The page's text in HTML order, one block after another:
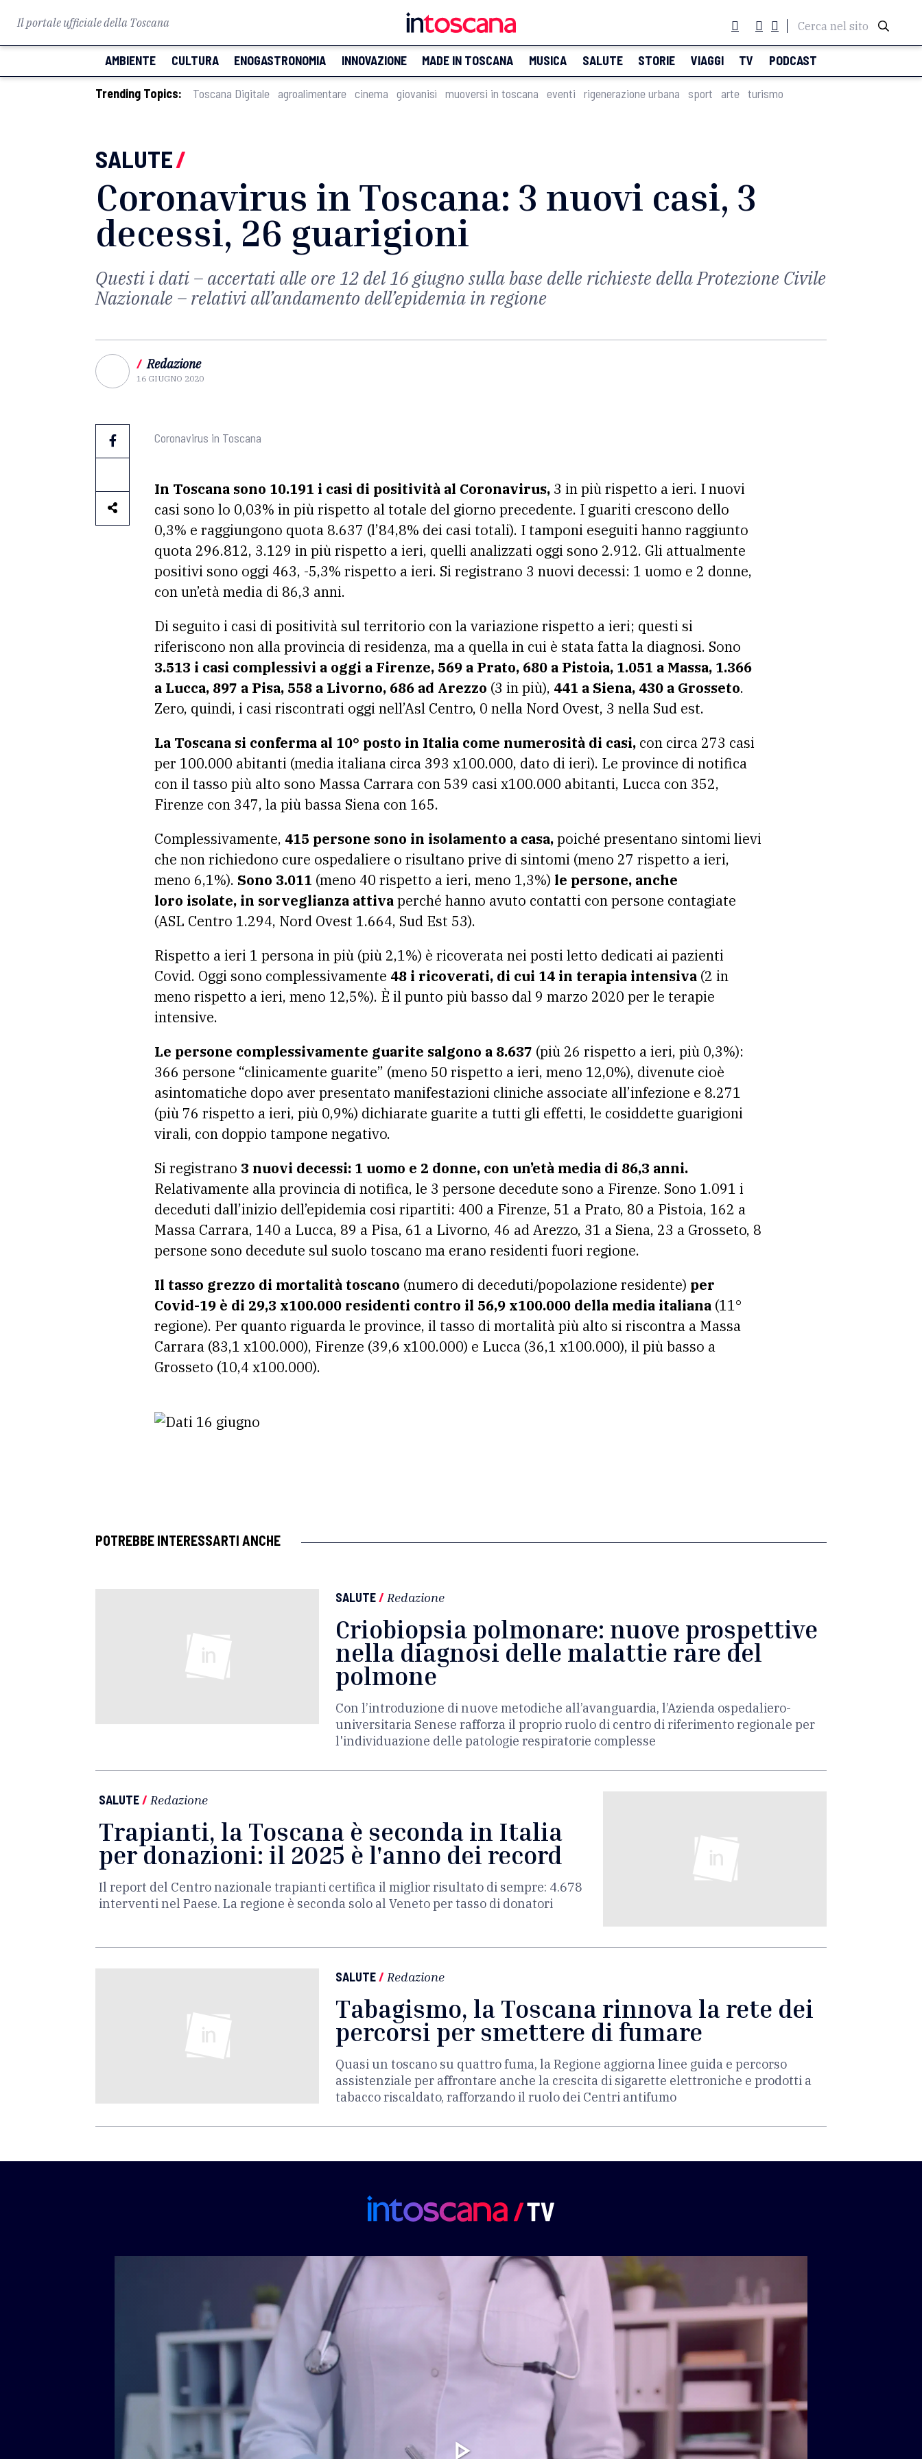
Il portale ufficiale della Toscana Cerca nel sito
AMBIENTE CULTURA ENOGASTRONOMIA INNOVAZIONE MADE IN TOSCANA MUSICA SALUTE STORIE VIAGGI TV PODCAST
Trending Topics: Toscana Digitale agroalimentare cinema giovanisì muoversi in toscana eventi rigenerazione urbana sport arte turismo
SALUTE/
Coronavirus in Toscana: 3 nuovi casi, 3
decessi, 26 guarigioni
Questi i dati – accertati alle ore 12 del 16 giugno sulla base delle richieste della Protezione Civile
Nazionale – relativi all’andamento dell’epidemia in regione
/ Redazione
16 GIUGNO 2020
Coronavirus in Toscana
In Toscana sono 10.191 i casi di positività al Coronavirus, 3 in più rispetto a ieri. I nuovi
casi sono lo 0,03% in più rispetto al totale del giorno precedente. I guariti crescono dello
0,3% e raggiungono quota 8.637 (l’84,8% dei casi totali). I tamponi eseguiti hanno raggiunto
quota 296.812, 3.129 in più rispetto a ieri, quelli analizzati oggi sono 2.912. Gli attualmente
positivi sono oggi 463, -5,3% rispetto a ieri. Si registrano 3 nuovi decessi: 1 uomo e 2 donne,
con un’età media di 86,3 anni.
Di seguito i casi di positività sul territorio con la variazione rispetto a ieri; questi si
riferiscono non alla provincia di residenza, ma a quella in cui è stata fatta la diagnosi. Sono
3.513 i casi complessivi a oggi a Firenze, 569 a Prato, 680 a Pistoia, 1.051 a Massa, 1.366
a Lucca, 897 a Pisa, 558 a Livorno, 686 ad Arezzo (3 in più), 441 a Siena, 430 a Grosseto.
Zero, quindi, i casi riscontrati oggi nell’Asl Centro, 0 nella Nord Ovest, 3 nella Sud est.
La Toscana si conferma al 10° posto in Italia come numerosità di casi, con circa 273 casi
per 100.000 abitanti (media italiana circa 393 x100.000, dato di ieri). Le province di notifica
con il tasso più alto sono Massa Carrara con 539 casi x100.000 abitanti, Lucca con 352,
Firenze con 347, la più bassa Siena con 165.
Complessivamente, 415 persone sono in isolamento a casa,poiché presentano sintomi lievi
che non richiedono cure ospedaliere o risultano prive di sintomi (meno 27 rispetto a ieri,
meno 6,1%). Sono 3.011 (meno 40 rispetto a ieri, meno 1,3%) le persone, anche
loro isolate, in sorveglianza attivaperché hanno avuto contatti con persone contagiate
(ASL Centro 1.294, Nord Ovest 1.664, Sud Est 53).
Rispetto a ieri 1 persona in più (più 2,1%) è ricoverata nei posti letto dedicati ai pazienti
Covid. Oggi sono complessivamente 48 i ricoverati, di cui 14 in terapia intensiva (2 in
meno rispetto a ieri, meno 12,5%). È il punto più basso dal 9 marzo 2020 per le terapie
intensive.
Le persone complessivamente guarite salgono a 8.637 (più 26 rispetto a ieri, più 0,3%):
366 persone “clinicamente guarite” (meno 50 rispetto a ieri, meno 12,0%), divenute cioè
asintomatiche dopo aver presentato manifestazioni cliniche associate all’infezione e 8.271
(più 76 rispetto a ieri, più 0,9%) dichiarate guarite a tutti gli effetti, le cosiddette guarigioni
virali, con doppio tampone negativo.
Si registrano 3 nuovi decessi: 1 uomo e 2 donne, con un’età media di 86,3 anni.
Relativamente alla provincia di notifica, le 3 persone decedute sono a Firenze. Sono 1.091 i
deceduti dall’inizio dell’epidemia cosi ripartiti: 400 a Firenze, 51 a Prato, 80 a Pistoia, 162 a
Massa Carrara, 140 a Lucca, 89 a Pisa, 61 a Livorno, 46 ad Arezzo, 31 a Siena, 23 a Grosseto, 8
persone sono decedute sul suolo toscano ma erano residenti fuori regione.
Il tasso grezzo di mortalità toscano (numero di deceduti/popolazione residente) per
Covid-19 è di 29,3 x100.000 residenti contro il 56,9 x100.000 della media italiana (11°
regione). Per quanto riguarda le province, il tasso di mortalità più alto si riscontra a Massa
Carrara (83,1 x100.000), Firenze (39,6 x100.000) e Lucca (36,1 x100.000), il più basso a
Grosseto (10,4 x100.000).
POTREBBE INTERESSARTI ANCHE
SALUTE/ Redazione
Criobiopsia polmonare: nuove prospettive
nella diagnosi delle malattie rare del
polmone
Con l’introduzione di nuove metodiche all’avanguardia, l’Azienda ospedaliero-
universitaria Senese rafforza il proprio ruolo di centro di riferimento regionale per
l'individuazione delle patologie respiratorie complesse
SALUTE/ Redazione
Trapianti, la Toscana è seconda in Italia
per donazioni: il 2025 è l'anno dei record
Il report del Centro nazionale trapianti certifica il miglior risultato di sempre: 4.678
interventi nel Paese. La regione è seconda solo al Veneto per tasso di donatori
SALUTE/ Redazione
Tabagismo, la Toscana rinnova la rete dei
percorsi per smettere di fumare
Quasi un toscano su quattro fuma, la Regione aggiorna linee guida e percorso
assistenziale per affrontare anche la crescita di sigarette elettroniche e prodotti a
tabacco riscaldato, rafforzando il ruolo dei Centri antifumo